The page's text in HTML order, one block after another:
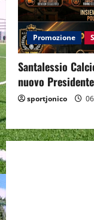
Promozione
Santalessio
nuovo
sportjonico